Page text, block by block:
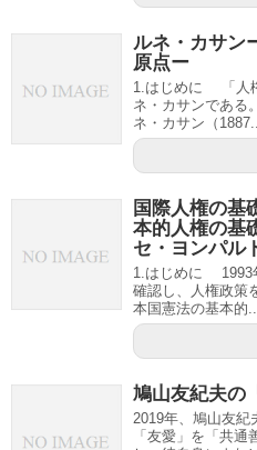
ルネ・カサン
原点ー
1.はじめに 「人
ネ・カサンであ
ネ・カサン（
国際人権の基
本的人権の基
セ・ヨンパル
1.はじめに 1993
確認し、人権政
本国憲法の基本的
鳩山友紀夫の
2019年、鳩山友紀
「友愛」を「共